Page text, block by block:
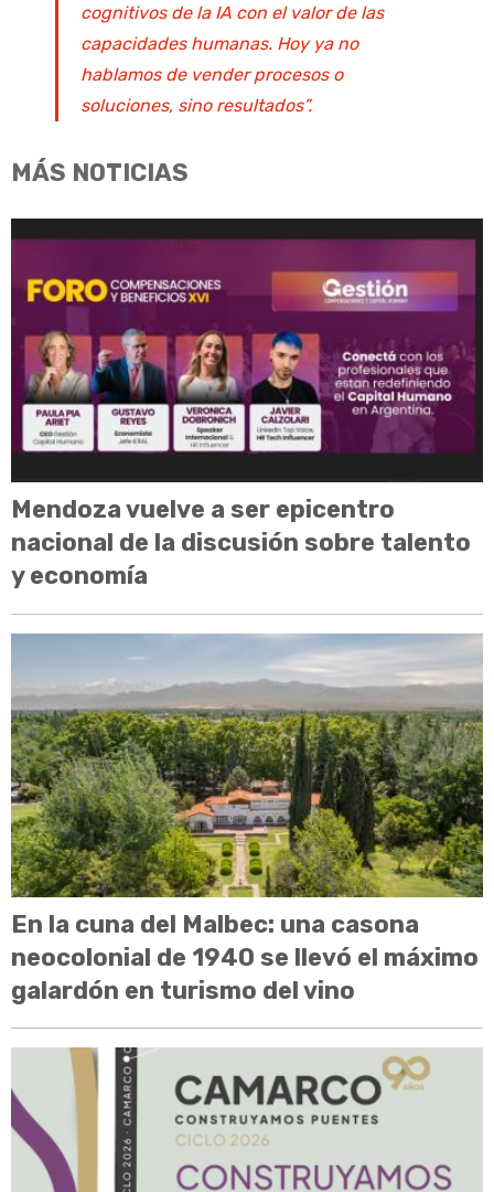
cognitivos de la IA con el valor de las
capacidades humanas. Hoy ya no
hablamos de vender procesos o
soluciones, sino resultados”.
MÁS NOTICIAS
Mendoza vuelve a ser epicentro
nacional de la discusión sobre talento
y economía
En la cuna del Malbec: una casona
neocolonial de 1940 se llevó el máximo
galardón en turismo del vino